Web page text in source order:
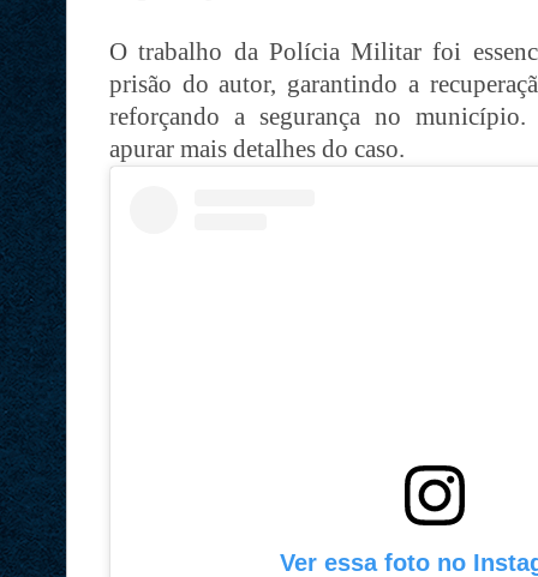
O trabalho da Polícia Militar foi
prisão do autor, garantindo a
reforçando a segurança no
apurar mais detalhes do caso.
Ver essa foto no